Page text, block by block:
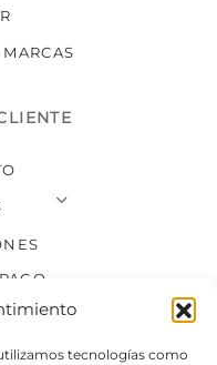
tecnologías como